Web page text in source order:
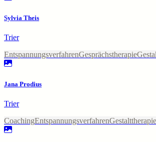
Sylvia Theis
Trier
EntspannungsverfahrenGesprächstherapie
Jana Prodius
Trier
CoachingEntspannungsverfahrenGestalttherapie